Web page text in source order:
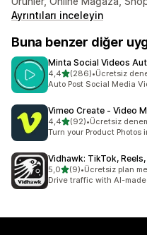
Ayrıntıları inceleyin
Buna benzer diğer
Minta Social Videos
4,45 yıldız üzerinden
(286)
toplam 286•Ücretsiz
Auto Post Social Media
Vimeo Create ‑ Video
4,45 yıldız üzerinden
(92)
toplam 92 değerlendirme
•Ücretsiz
Turn your Product
Vidhawk: TikTok,
5,05 yıldız üzerinden
(9)
toplam 9 değerlendirme
•Ücretsiz plan
Drive traffic with AI-